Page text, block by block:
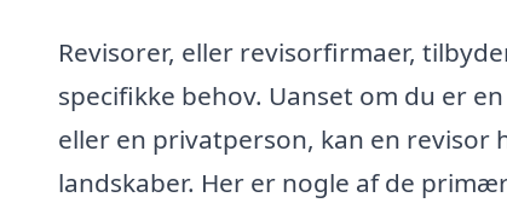
Revisorer, eller revisorfirmaer,
specifikke behov. Uanset om du er
eller en privatperson, kan en revisor
landskaber. Her er nogle af de